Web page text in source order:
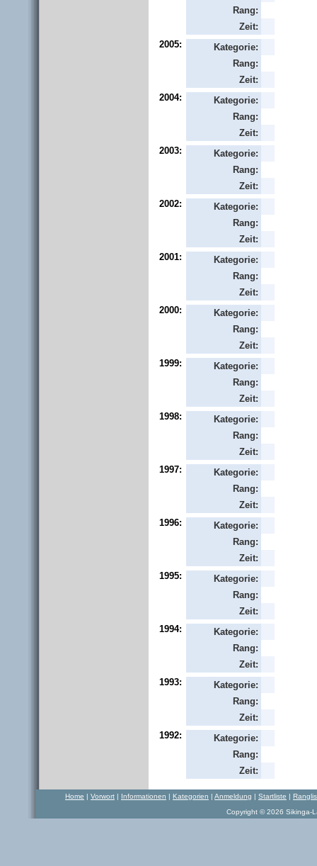
Rang:
Zeit:
2005:
Kategorie:
Rang:
Zeit:
2004:
Kategorie:
Rang:
Zeit:
2003:
Kategorie:
Rang:
Zeit:
2002:
Kategorie:
Rang:
Zeit:
2001:
Kategorie:
Rang:
Zeit:
2000:
Kategorie:
Rang:
Zeit:
1999:
Kategorie:
Rang:
Zeit:
1998:
Kategorie:
Rang:
Zeit:
1997:
Kategorie:
Rang:
Zeit:
1996:
Kategorie:
Rang:
Zeit:
1995:
Kategorie:
Rang:
Zeit:
1994:
Kategorie:
Rang:
Zeit:
1993:
Kategorie:
Rang:
Zeit:
1992:
Kategorie:
Rang:
Zeit:
Home | Vorwort | Informationen | Kategorien | Anmeldung | Startliste |
Copyright © 2026 Sikinga-